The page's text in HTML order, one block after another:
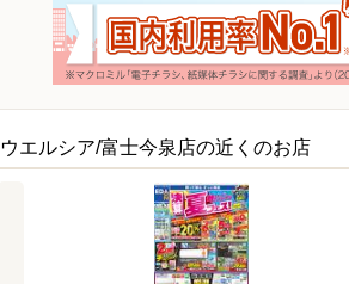
ウエルシア/富士今泉店の近くのお店